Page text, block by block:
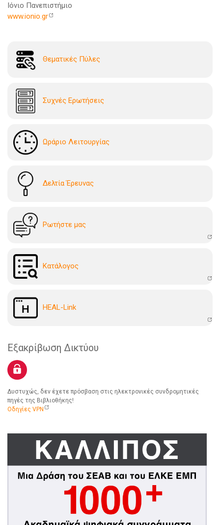
Ιόνιο Πανεπιστήμιο
www.ionio.gr
Θεματικές Πύλες
Συχνές Ερωτήσεις
Ωράριο Λειτουργίας
Δελτία Έρευνας
Ρωτήστε μας
Kατάλογoς
HEAL-Link
Εξακρίβωση Δικτύου
Δυστυχώς, δεν έχετε πρόσβαση στις ηλεκτρονικές συνδρομητικές
πηγές της Βιβλιοθήκης!
Οδηγίες VPN